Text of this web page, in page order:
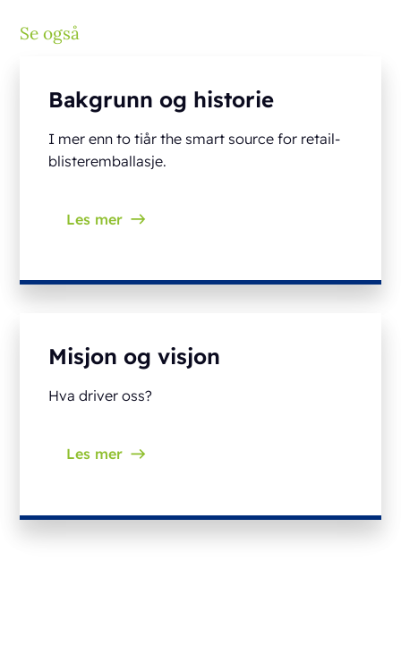
Se også
Bakgrunn og historie
I mer enn to tiår the smart source for retail-
blisteremballasje.
Les mer
Misjon og visjon
Hva driver oss?
Les mer